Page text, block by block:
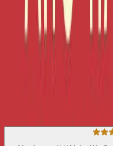
πρίγκιπα που θα νικήσει το
Ρεντουάν Αμζλάν © 2023,
Κόντζογλου Σου στέλνω και